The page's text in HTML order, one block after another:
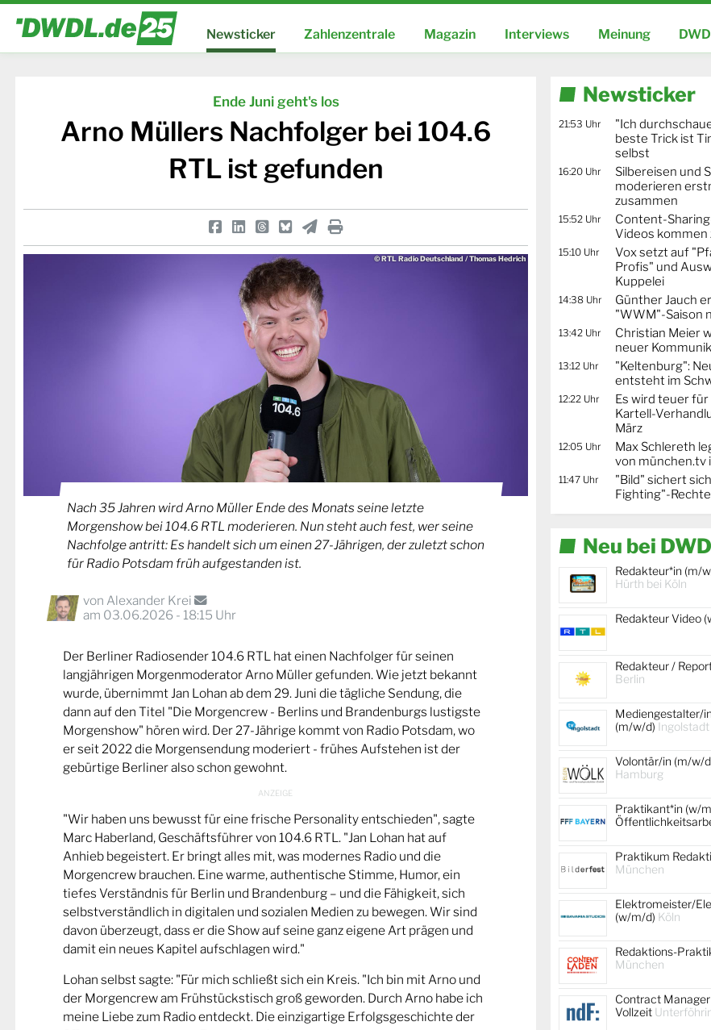
Newsticker Zahlenzentrale Magazin Interviews Meinung
Ende Juni geht's los
Arno Müllers Nachfolger bei 104.6
RTL ist gefunden
© RTL Radio Deutschland / Thomas Hedrich
Nach 35 Jahren wird Arno Müller Ende des Monats seine letzte
Morgenshow bei 104.6 RTL moderieren. Nun steht auch fest, wer seine
Nachfolge antritt: Es handelt sich um einen 27-Jährigen, der zuletzt schon
für Radio Potsdam früh aufgestanden ist.
von Alexander Krei
am 03.06.2026 - 18:15 Uhr
Der Berliner Radiosender 104.6 RTL hat einen Nachfolger für seinen
langjährigen Morgenmoderator Arno Müller gefunden. Wie jetzt bekannt
wurde, übernimmt Jan Lohan ab dem 29. Juni die tägliche Sendung, die
dann auf den Titel "Die Morgencrew - Berlins und Brandenburgs lustigste
Morgenshow" hören wird. Der 27-Jährige kommt von Radio Potsdam, wo
er seit 2022 die Morgensendung moderiert - frühes Aufstehen ist der
gebürtige Berliner also schon gewohnt.
"Wir haben uns bewusst für eine frische Personality entschieden", sagte
Marc Haberland, Geschäftsführer von 104.6 RTL. "Jan Lohan hat auf
Anhieb begeistert. Er bringt alles mit, was modernes Radio und die
Morgencrew brauchen. Eine warme, authentische Stimme, Humor, ein
tiefes Verständnis für Berlin und Brandenburg – und die Fähigkeit, sich
selbstverständlich in digitalen und sozialen Medien zu bewegen. Wir sind
davon überzeugt, dass er die Show auf seine ganz eigene Art prägen und
damit ein neues Kapitel aufschlagen wird."
Lohan selbst sagte: "Für mich schließt sich ein Kreis. "Ich bin mit Arno und
der Morgencrew am Frühstückstisch groß geworden. Durch Arno habe ich
meine Liebe zum Radio entdeckt. Die einzigartige Erfolgsgeschichte der
Newsticker
21:53 Uhr
"Ich
beste Trick ist
selbst
16:20 Uhr
Silbereisen und
moderieren
zusammen
15:52 Uhr
Content-
Videos kommen
15:10 Uhr
Vox setzt auf
Profis" und
Kuppelei
14:38 Uhr
Günther Jauch
"WWM"-Saison
13:42 Uhr
Christian Meier
neuer
13:12 Uhr
"Keltenburg":
entsteht im
12:22 Uhr
Es wird teuer
Kartell-
März
12:05 Uhr
Max Schlereth
von münchen.tv
11:47 Uhr
"Bild" sichert
Fighting"-
Neu bei
Redakteur*in (m/
Hürth bei Köln
Redakteur Video
Redakteur /
Berlin
Mediengestalter/
(m/w/d) Ingolstadt
Volontär/in (m/w/
Hamburg
Praktikant*in (w/
Praktikum
München
Elektromeister/
(w/m/d) Köln
Redaktions-
München
Contract
Vollzeit